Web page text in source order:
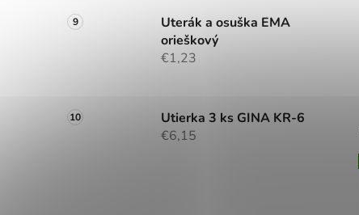
Uterák a osuška EMA
orieškový
€1,23
Utierka 3 ks GINA KR-6
€6,15